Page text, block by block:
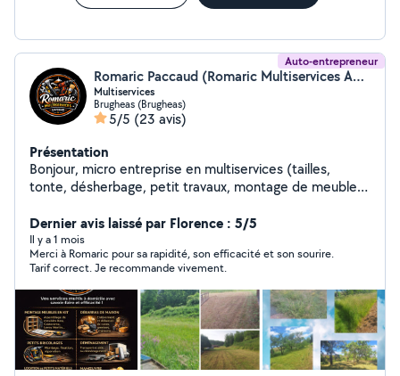
Auto-entrepreneur
Romaric Paccaud (Romaric Multiservices Auvergne)
Multiservices
Brugheas (Brugheas)
5/5 (23 avis)
Présentation
Bonjour, micro entreprise en multiservices (tailles,
tonte, désherbage, petit travaux, montage de meuble) ,
disposition, n'hésitez pas à me joindre
Dernier avis laissé par Florence : 5/5
Il y a 1 mois
Merci à Romaric pour sa rapidité, son efficacité et son sourire.
Tarif correct. Je recommande vivement.